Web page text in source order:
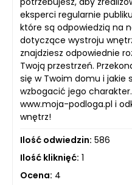
eksperci regularnie
które są odpowiedzią na
dotyczące wystroju
znajdziesz odpowiednie
Twoją przestrzeń.
się w Twoim domu i jakie
wzbogacić jego
www.moja-podloga.pl i
wnętrz!
Ilość odwiedzin: 586
Ilość kliknięć: 1
Ocena: 4